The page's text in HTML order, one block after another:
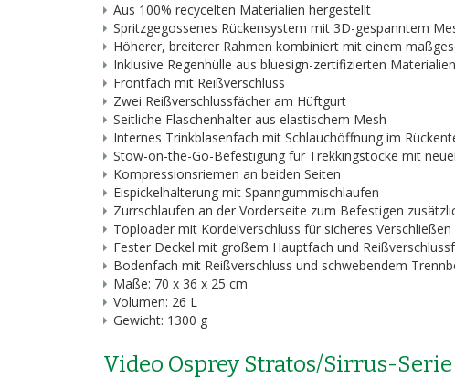
Aus 100% recycelten Materialien hergestellt
Spritzgegossenes Rückensystem mit 3D-gespanntem
Höherer, breiterer Rahmen kombiniert mit einem
Inklusive Regenhülle aus bluesign-zertifizierten
Frontfach mit Reißverschluss
Zwei Reißverschlussfächer am Hüftgurt
Seitliche Flaschenhalter aus elastischem Mesh
Internes Trinkblasenfach mit Schlauchöffnung im
Stow-on-the-Go-Befestigung für Trekkingstöcke mit
Kompressionsriemen an beiden Seiten
Eispickelhalterung mit Spanngummischlaufen
Zurrschlaufen an der Vorderseite zum Befestigen
Toploader mit Kordelverschluss für sicheres Verschließen
Fester Deckel mit großem Hauptfach und
Bodenfach mit Reißverschluss und schwebendem
Maße: 70 x 36 x 25 cm
Volumen: 26 L
Gewicht: 1300 g
Video Osprey Stratos/Sirrus-Serie